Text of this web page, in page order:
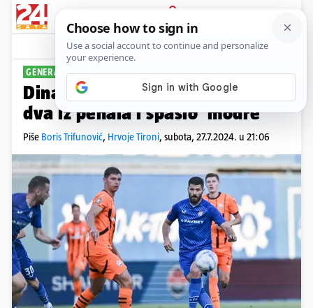
PRIJAVA
Sport Komentari
GENERALNA PROBA
Dinamo - Šahtar 2-2: Petko dao
dva iz penala i spasio 'modre'
Piše Boris Trifunović, Hrvoje Tironi, subota, 27.7.2024. u 21:06